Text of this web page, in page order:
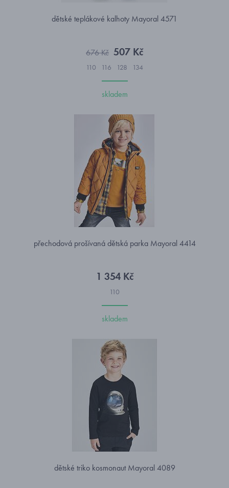
dětské teplákové kalhoty Mayoral 4571
676 Kč 507 Kč
110 116 128 134
skladem
přechodová prošívaná dětská parka Mayoral 4414
1 354 Kč
110
skladem
dětské triko kosmonaut Mayoral 4089